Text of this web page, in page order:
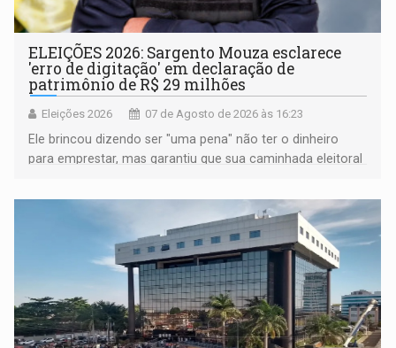
ELEIÇÕES 2026: Sargento Mouza esclarece
'erro de digitação' em declaração de
patrimônio de R$ 29 milhões
Eleições 2026 07 de Agosto de 2026 às 16:23
Ele brincou dizendo ser "uma pena" não ter o dinheiro
para emprestar, mas garantiu que sua caminhada eleitoral